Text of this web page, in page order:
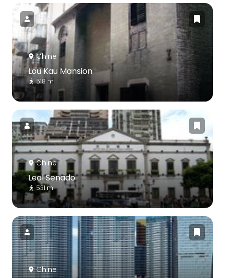
Chine
Lou Kau Mansion
518 m
Chine
Leal Senado
531 m
Chine